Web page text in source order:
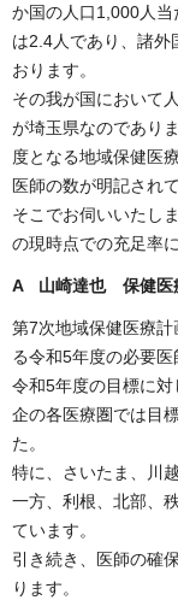
か国の人口1,000人
は2.4人であり、諸外
おります。
その我が国において
が埼玉県なのであり
度となる地域保健医
医師の数が明記され
そこでお伺いいたし
の現時点での充足率
A 山崎達也 保健医
第7次地域保健医療
る令和5年度の必要医
令和5年度の目標に
企の各医療圏では目
た。
特に、さいたま、川
一方、利根、北部、
ています。
引き続き、医師の確
ります。